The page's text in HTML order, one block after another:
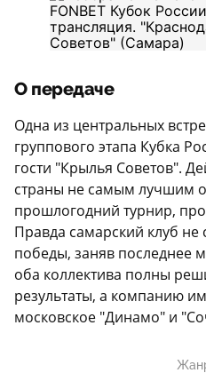
О передаче
Одна из центральных
группового этапа Кубка
гости "Крылья Советов".
страны не самым лучшим
прошлогодний турнир,
Правда самарский клуб
победы, заняв последнее
оба коллектива полны
результаты, а компанию им
московское "Динамо" и